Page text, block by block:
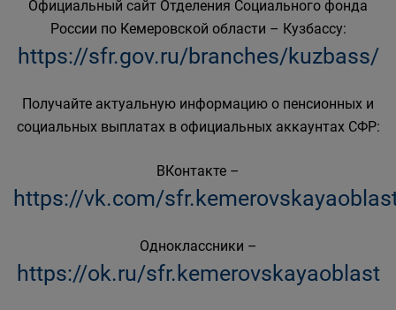
Официальный сайт Отделения Социального фонда
России по Кемеровской области – Кузбассу:
https://sfr.gov.ru/branches/kuzbass/
Получайте актуальную информацию о пенсионных и
социальных выплатах в официальных аккаунтах СФР:
ВКонтакте –
https://vk.com/
Одноклассники –
https://ok.ru/sfr.kemerovskayaoblast